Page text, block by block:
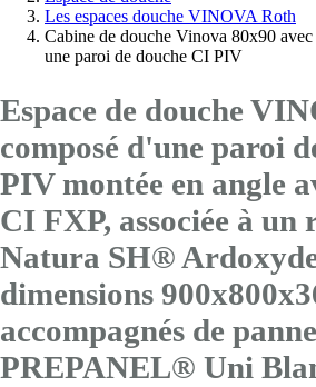
Les espaces douche VINOVA Roth
Cabine de douche Vinova 80x90
une paroi de douche CI PIV
Espace de douche
composé d'une paroi
PIV montée en angle
CI FXP, associée à un
Natura SH®
dimensions
accompagnés de
PREPANEL® Uni